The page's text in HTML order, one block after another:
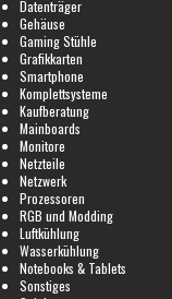
Datenträger
Gehäuse
Gaming Stühle
Grafikkarten
Smartphone
Komplettsysteme
Kaufberatung
Mainboards
Monitore
Netzteile
Netzwerk
Prozessoren
RGB und Modding
Luftkühlung
Wasserkühlung
Notebooks & Tablets
Sonstiges